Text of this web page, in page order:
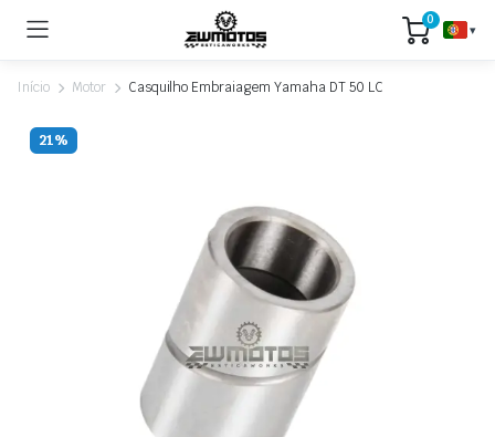
0
▾
Início Motor Casquilho Embraiagem Yamaha DT 50 LC
21%